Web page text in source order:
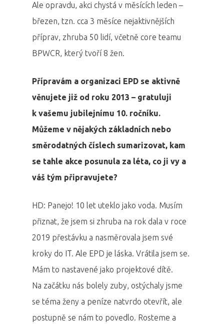
Ale opravdu, akci chystá v měsících leden –
březen, tzn. cca 3 měsíce nejaktivnějších
příprav, zhruba 50 lidí, včetně core teamu
BPWCR, který tvoří 8 žen.
Přípravám a organizaci EPD se aktivně
věnujete již od roku 2013 – gratuluji
k vašemu jubilejnímu 10. ročníku.
Můžeme v nějakých základních nebo
směrodatných číslech sumarizovat, kam
se tahle akce posunula za léta, co ji vy a
váš tým připravujete?
HD: Panejo! 10 let uteklo jako voda. Musím
přiznat, že jsem si zhruba na rok dala v roce
2019 přestávku a nasměrovala jsem své
kroky do IT. Ale EPD je láska. Vrátila jsem se.
Mám to nastavené jako projektové dítě.
Na začátku nás bolely zuby, ostýchaly jsme
se téma ženy a peníze natvrdo otevřít, ale
postupně se nám to povedlo. Rosteme a